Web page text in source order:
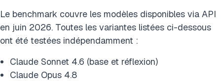
Le benchmark couvre les modèles disponibles via API
en juin 2026. Toutes les variantes listées ci-dessous
ont été testées indépendamment :
Claude Sonnet 4.6 (base et réflexion)
Claude Opus 4.8